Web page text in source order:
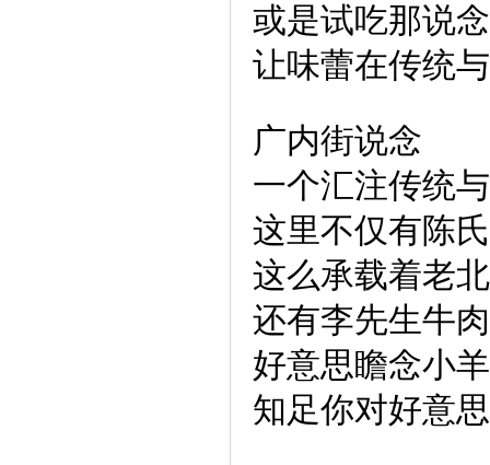
或是试吃那说
让味蕾在传统
广内街说念
一个汇注传统
这里不仅有陈
这么承载着老
还有李先生牛
好意思瞻念小
知足你对好意